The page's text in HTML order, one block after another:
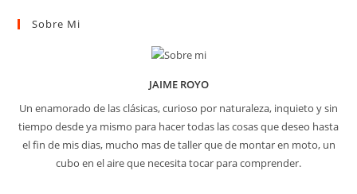
Sobre Mi
JAIME ROYO
Un enamorado de las clásicas, curioso por naturaleza, inquieto y sin
tiempo desde ya mismo para hacer todas las cosas que deseo hasta
el fin de mis dias, mucho mas de taller que de montar en moto, un
cubo en el aire que necesita tocar para comprender.